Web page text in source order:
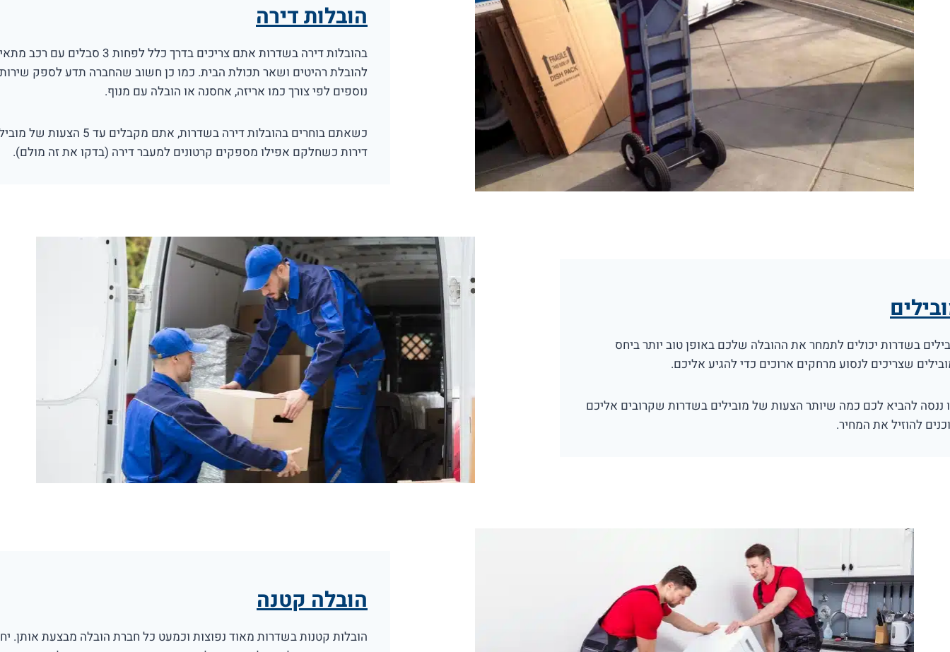
הובלות דירה
בהובלות דירה בשדרות אתם צריכים בדרך כלל לפחות 3 סבלים עם
להובלת רהיטים ושאר תכולת הבית. כמו כן חשוב שהחברה תדע לספק
נוספים לפי צורך כמו אריזה, אחסנה או הובלה עם מנוף.
כשאתם בוחרים בהובלות דירה בשדרות, אתם מקבלים עד 5 הצעות של
דירות כשחלקם אפילו מספקים קרטונים למעבר דירה (בדקו את זה מולם).
בשדרות יכולים לתמחר את ההובלה שלכם באופן טוב יותר ביחס
שצריכים לנסוע מרחקים ארוכים כדי להגיע אליכם.
ננסה להביא לכם כמה שיותר הצעות של מובילים בשדרות שקרובים אליכם
להוזיל את המחיר.
הובלה קטנה
הובלות קטנות בשדרות מאוד נפוצות וכמעט כל חברת הובלה מבצעת אותן.